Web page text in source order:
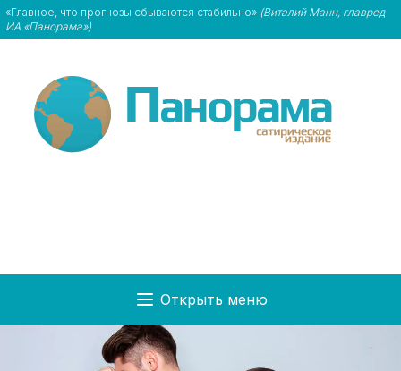
«Главное, что прогнозы сбываются стабильно» (Виталий Манн, главред
ИА «Панорама»)
Открыть меню